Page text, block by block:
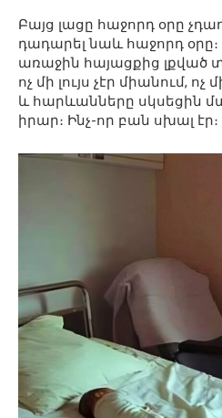
Բայց լացը հաջորդ օրը
դադարել նաև հաջորդ օրը։
առաջին հայացքից լքված
ոչ մի լույս չէր միանում,
և հարևանները սկսեցին
իրար։ Ինչ-որ բան սխալ էր։